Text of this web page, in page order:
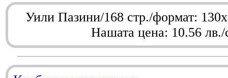
Уили Пазини/168 стр./формат:
Нашата цена: 10.56 лв./